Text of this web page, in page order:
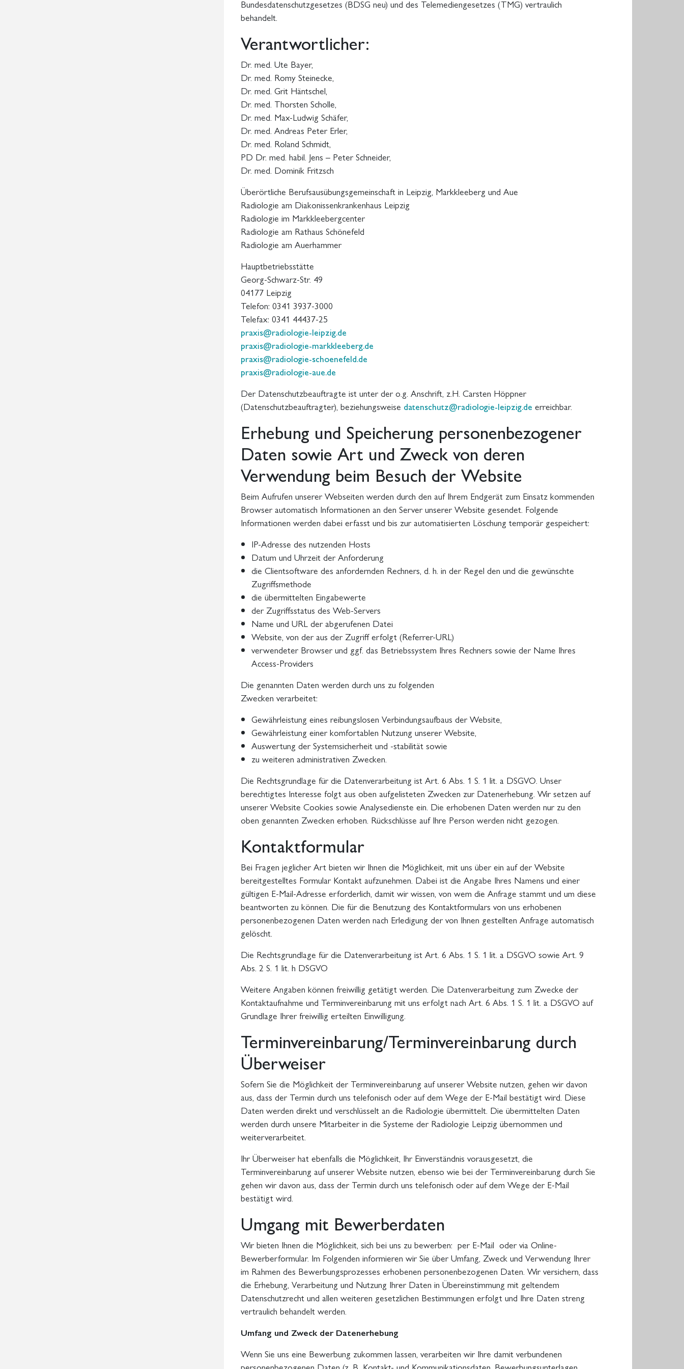
Bundesdatenschutzgesetzes (BDSG neu) und des Telemediengesetzes (TMG) vertraulich
behandelt.
Verantwortlicher:
Dr. med. Ute Bayer,
Dr. med. Romy Steinecke,
Dr. med. Grit Häntschel,
Dr. med. Thorsten Scholle,
Dr. med. Max-Ludwig Schäfer,
Dr. med. Andreas Peter Erler,
Dr. med. Roland Schmidt,
PD Dr. med. habil. Jens – Peter Schneider,
Dr. med. Dominik Fritzsch
Überörtliche Berufsausübungsgemeinschaft in Leipzig, Markkleeberg und Aue
Radiologie am Diakonissenkrankenhaus Leipzig
Radiologie im Markkleebergcenter
Radiologie am Rathaus Schönefeld
Radiologie am Auerhammer
Hauptbetriebsstätte
Georg-Schwarz-Str. 49
04177 Leipzig
Telefon: 0341 3937-3000
Telefax: 0341 44437-25
praxis@radiologie-leipzig.de
praxis@radiologie-markkleeberg.de
praxis@radiologie-schoenefeld.de
praxis@radiologie-aue.de
Der Datenschutzbeauftragte ist unter der o.g. Anschrift, z.H. Carsten Höppner
(Datenschutzbeauftragter), beziehungsweise datenschutz@radiologie-leipzig.de erreichbar.
Erhebung und Speicherung personenbezogener
Daten sowie Art und Zweck von deren
Verwendung beim Besuch der Website
Beim Aufrufen unserer Webseiten werden durch den auf Ihrem Endgerät zum Einsatz kommenden
Browser automatisch Informationen an den Server unserer Website gesendet. Folgende
Informationen werden dabei erfasst und bis zur automatisierten Löschung temporär gespeichert:
IP-Adresse des nutzenden Hosts
Datum und Uhrzeit der Anforderung
die Clientsoftware des anfordernden Rechners, d. h. in der Regel den und die gewünschte
Zugriffsmethode
die übermittelten Eingabewerte
der Zugriffsstatus des Web-Servers
Name und URL der abgerufenen Datei
Website, von der aus der Zugriff erfolgt (Referrer-URL)
verwendeter Browser und ggf. das Betriebssystem Ihres Rechners sowie der Name Ihres
Access-Providers
Die genannten Daten werden durch uns zu folgenden
Zwecken verarbeitet:
Gewährleistung eines reibungslosen Verbindungsaufbaus der Website,
Gewährleistung einer komfortablen Nutzung unserer Website,
Auswertung der Systemsicherheit und -stabilität sowie
zu weiteren administrativen Zwecken.
Die Rechtsgrundlage für die Datenverarbeitung ist Art. 6 Abs. 1 S. 1 lit. a DSGVO. Unser
berechtigtes Interesse folgt aus oben aufgelisteten Zwecken zur Datenerhebung. Wir setzen auf
unserer Website Cookies sowie Analysedienste ein. Die erhobenen Daten werden nur zu den
oben genannten Zwecken erhoben. Rückschlüsse auf Ihre Person werden nicht gezogen.
Kontaktformular
Bei Fragen jeglicher Art bieten wir Ihnen die Möglichkeit, mit uns über ein auf der Website
bereitgestelltes Formular Kontakt aufzunehmen. Dabei ist die Angabe Ihres Namens und einer
gültigen E-Mail-Adresse erforderlich, damit wir wissen, von wem die Anfrage stammt und um diese
beantworten zu können. Die für die Benutzung des Kontaktformulars von uns erhobenen
personenbezogenen Daten werden nach Erledigung der von Ihnen gestellten Anfrage automatisch
gelöscht.
Die Rechtsgrundlage für die Datenverarbeitung ist Art. 6 Abs. 1 S. 1 lit. a DSGVO sowie Art. 9
Abs. 2 S. 1 lit. h DSGVO
Weitere Angaben können freiwillig getätigt werden. Die Datenverarbeitung zum Zwecke der
Kontaktaufnahme und Terminvereinbarung mit uns erfolgt nach Art. 6 Abs. 1 S. 1 lit. a DSGVO auf
Grundlage Ihrer freiwillig erteilten Einwilligung.
Terminvereinbarung/Terminvereinbarung durch
Überweiser
Sofern Sie die Möglichkeit der Terminvereinbarung auf unserer Website nutzen, gehen wir davon
aus, dass der Termin durch uns telefonisch oder auf dem Wege der E-Mail bestätigt wird. Diese
Daten werden direkt und verschlüsselt an die Radiologie übermittelt. Die übermittelten Daten
werden durch unsere Mitarbeiter in die Systeme der Radiologie Leipzig übernommen und
weiterverarbeitet.
Ihr Überweiser hat ebenfalls die Möglichkeit, Ihr Einverständnis vorausgesetzt, die
Terminvereinbarung auf unserer Website nutzen, ebenso wie bei der Terminvereinbarung durch Sie
gehen wir davon aus, dass der Termin durch uns telefonisch oder auf dem Wege der E-Mail
bestätigt wird.
Umgang mit Bewerberdaten
Wir bieten Ihnen die Möglichkeit, sich bei uns zu bewerben: per E-Mail oder via Online-
Bewerberformular. Im Folgenden informieren wir Sie über Umfang, Zweck und Verwendung Ihrer
im Rahmen des Bewerbungsprozesses erhobenen personenbezogenen Daten. Wir versichern, dass
die Erhebung, Verarbeitung und Nutzung Ihrer Daten in Übereinstimmung mit geltendem
Datenschutzrecht und allen weiteren gesetzlichen Bestimmungen erfolgt und Ihre Daten streng
vertraulich behandelt werden.
Umfang und Zweck der Datenerhebung
Wenn Sie uns eine Bewerbung zukommen lassen, verarbeiten wir Ihre damit verbundenen